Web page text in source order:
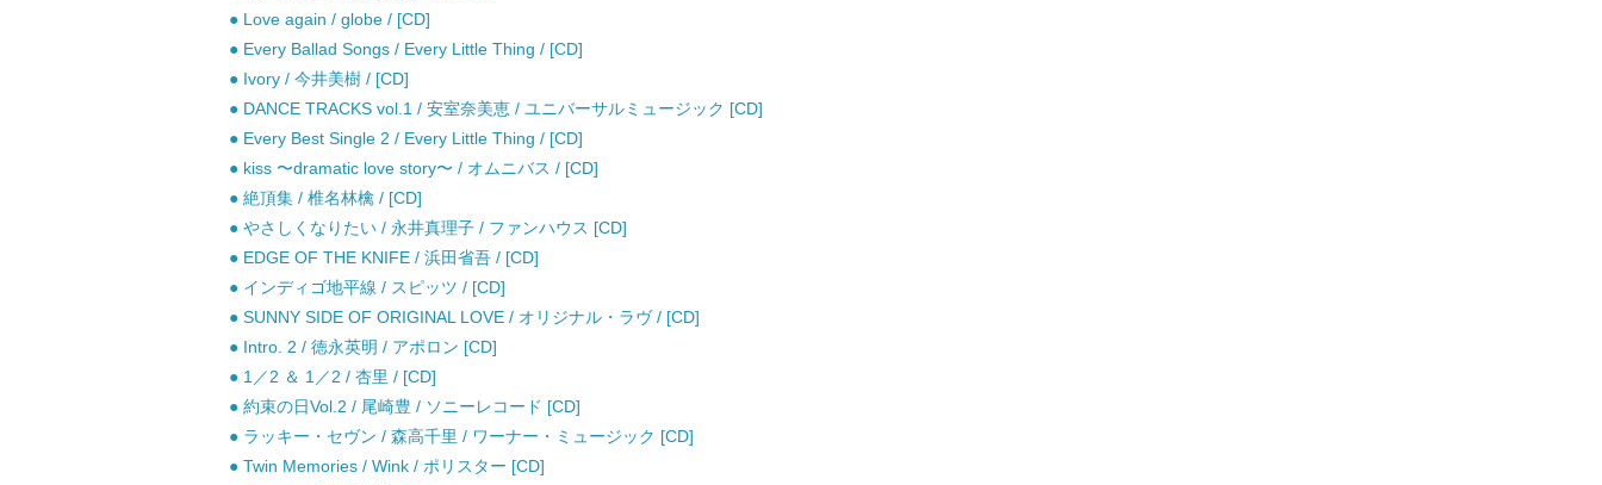
● Love again / globe / [CD]
● Every Ballad Songs / Every Little Thing / [CD]
● Ivory / 今井美樹 / [CD]
● DANCE TRACKS vol.1 / 安室奈美恵 / ユニバーサルミュージック [CD]
● Every Best Single 2 / Every Little Thing / [CD]
● kiss 〜dramatic love story〜 / オムニバス / [CD]
● 絶頂集 / 椎名林檎 / [CD]
● やさしくなりたい / 永井真理子 / ファンハウス [CD]
● EDGE OF THE KNIFE / 浜田省吾 / [CD]
● インディゴ地平線 / スピッツ / [CD]
● SUNNY SIDE OF ORIGINAL LOVE / オリジナル・ラヴ / [CD]
● Intro. 2 / 徳永英明 / アポロン [CD]
● 1／2 ＆ 1／2 / 杏里 / [CD]
● 約束の日Vol.2 / 尾崎豊 / ソニーレコード [CD]
● ラッキー・セヴン / 森高千里 / ワーナー・ミュージック [CD]
● Twin Memories / Wink / ポリスター [CD]